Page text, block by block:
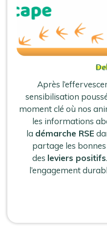
Après
sensibilisation
moment clé où nos
les informations
la démarche RSE
partage les
des leviers positifs
l’engagement